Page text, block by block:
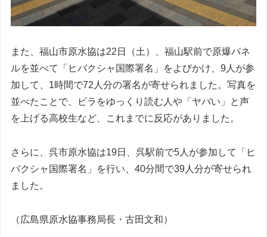
また、福山市原水協は22日（土）、福山駅前で原爆パネ
ルを並べて「ヒバクシャ国際署名」をよびかけ、9人が参
加して、1時間で72人分の署名が寄せられました。写真を
並べたことで、ビラをゆっくり読む人や「ヤバい」と声
を上げる高校生など、これまでに反応がありました。
さらに、呉市原水協は19日、呉駅前で5人が参加して「ヒ
バクシャ国際署名」を行い、40分間で39人分が寄せられ
ました。
（広島県原水協事務局長・古田文和）